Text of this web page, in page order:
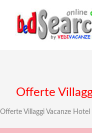
Offerte
Offerte Villaggi Vacanze